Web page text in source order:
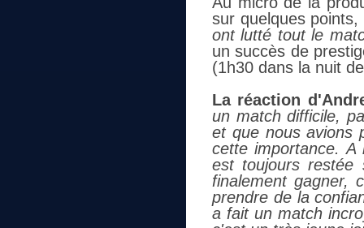
sur quelques
ont lutté tout le
un succès de
(1h30 dans la nuit
La réaction
un match difficile,
et que nous avions
cette importance.
est toujours
finalement gagner,
prendre de la
a fait un match